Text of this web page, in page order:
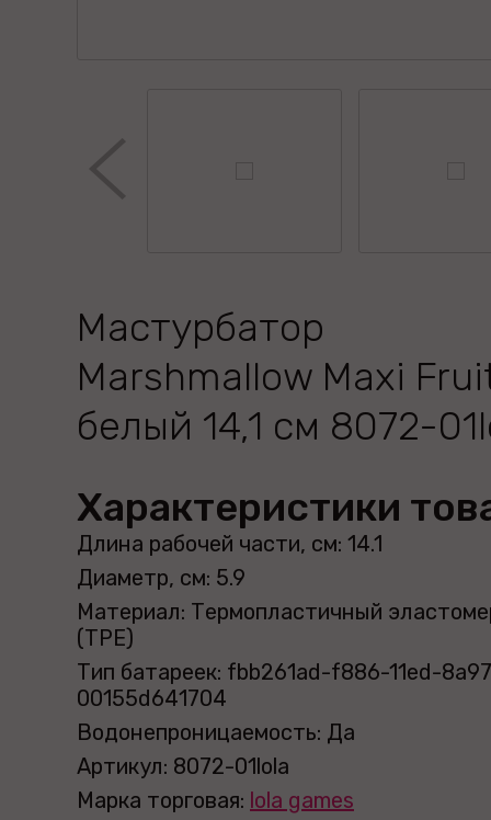
Мастурбатор
Marshmallow Maxi
белый 14,1 см 8072-
Характеристики
Длина рабочей части, см: 14.1
Диаметр, см: 5.9
Материал: Термопластичный
(TPE)
Тип батареек: fbb261ad-f886-11ed-
00155d641704
Водонепроницаемость: Да
Артикул: 8072-01lola
Марка торговая: lola games